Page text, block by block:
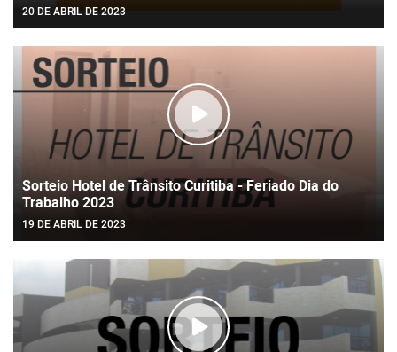
20 DE ABRIL DE 2023
Sorteio Hotel de Trânsito Curitiba - Feriado Dia do
Trabalho 2023
19 DE ABRIL DE 2023